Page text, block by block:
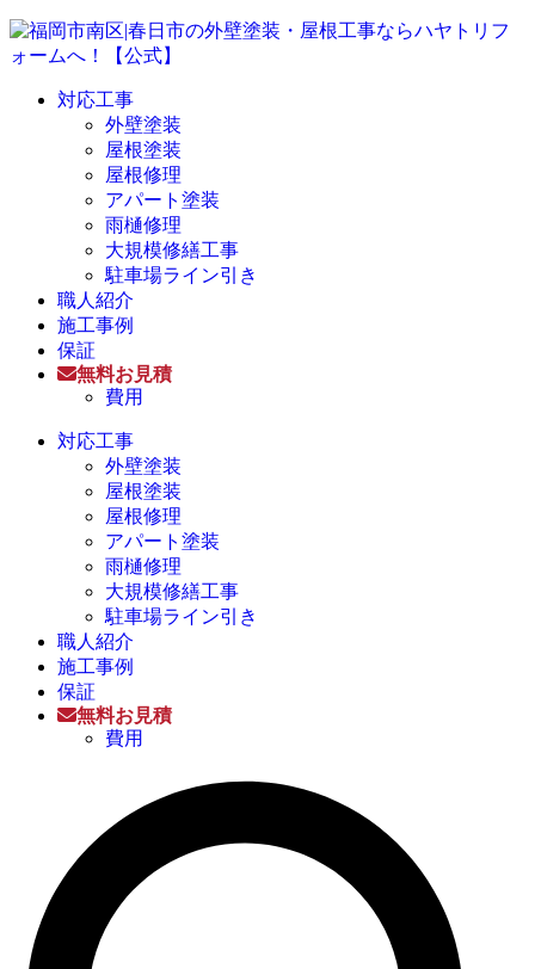
対応工事
外壁塗装
屋根塗装
屋根修理
アパート塗装
雨樋修理
大規模修繕工事
駐車場ライン引き
職人紹介
施工事例
保証
無料お見積
費用
対応工事
外壁塗装
屋根塗装
屋根修理
アパート塗装
雨樋修理
大規模修繕工事
駐車場ライン引き
職人紹介
施工事例
保証
無料お見積
費用